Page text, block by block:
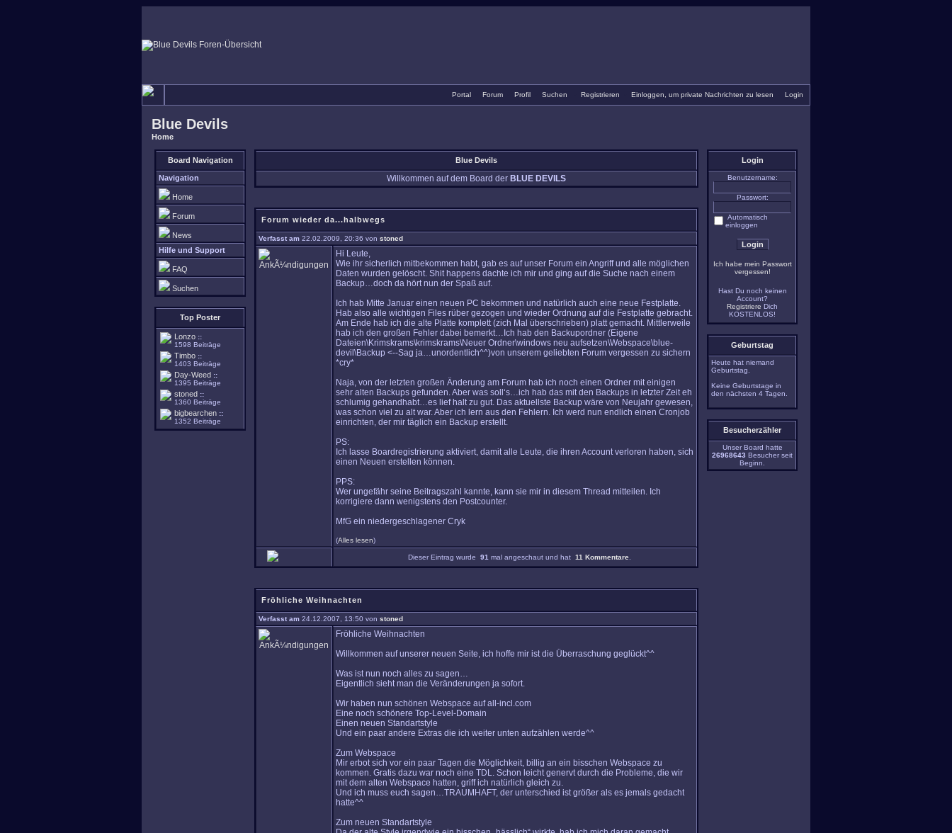
Portal Forum Profil Suchen Registrieren Einloggen, um private Nachrichten zu lesen Login
Blue Devils
Home
Board Navigation
Navigation
Home
Forum
News
Hilfe und Support
FAQ
Suchen
Top Poster
Lonzo ::
1598 Beiträge
Timbo ::
1403 Beiträge
Day-Weed ::
1395 Beiträge
stoned ::
1360 Beiträge
bigbearchen ::
1352 Beiträge
Blue Devils
Willkommen auf dem Board der BLUE DEVILS
Forum wieder da...halbwegs
Verfasst am 22.02.2009, 20:36 von stoned
Hi Leute,
Wie ihr sicherlich mitbekommen habt, gab es auf unser Forum ein Angriff und alle möglichen
Daten wurden gelöscht. Shit happens dachte ich mir und ging auf die Suche nach einem
Backup…doch da hört nun der Spaß auf.
Ich hab Mitte Januar einen neuen PC bekommen und natürlich auch eine neue Festplatte.
Hab also alle wichtigen Files rüber gezogen und wieder Ordnung auf die Festplatte gebracht.
Am Ende hab ich die alte Platte komplett (zich Mal überschrieben) platt gemacht. Mittlerweile
hab ich den großen Fehler dabei bemerkt…Ich hab den Backupordner (Eigene
Dateien\Krimskrams\krimskrams\Neuer Ordner\windows neu aufsetzen\Webspace\blue-
devil\Backup <--Sag ja…unordentlich^^)von unserem geliebten Forum vergessen zu sichern
*cry*
Naja, von der letzten großen Änderung am Forum hab ich noch einen Ordner mit einigen
sehr alten Backups gefunden. Aber was soll‘s…ich hab das mit den Backups in letzter Zeit eh
schlumig gehandhabt…es lief halt zu gut. Das aktuellste Backup wäre von Neujahr gewesen,
was schon viel zu alt war. Aber ich lern aus den Fehlern. Ich werd nun endlich einen Cronjob
einrichten, der mir täglich ein Backup erstellt.
PS:
Ich lasse Boardregistrierung aktiviert, damit alle Leute, die ihren Account verloren haben, sich
einen Neuen erstellen können.
PPS:
Wer ungefähr seine Beitragszahl kannte, kann sie mir in diesem Thread mitteilen. Ich
korrigiere dann wenigstens den Postcounter.
MfG ein niedergeschlagener Cryk
(Alles lesen)
Dieser Eintrag wurde 91 mal angeschaut und hat 11 Kommentare.
Fröhliche Weihnachten
Verfasst am 24.12.2007, 13:50 von stoned
Fröhliche Weihnachten
Willkommen auf unserer neuen Seite, ich hoffe mir ist die Überraschung geglückt^^
Was ist nun noch alles zu sagen…
Eigentlich sieht man die Veränderungen ja sofort.
Wir haben nun schönen Webspace auf all-incl.com
Eine noch schönere Top-Level-Domain
Einen neuen Standartstyle
Und ein paar andere Extras die ich weiter unten aufzählen werde^^
Zum Webspace
Mir erbot sich vor ein paar Tagen die Möglichkeit, billig an ein bisschen Webspace zu
kommen. Gratis dazu war noch eine TDL. Schon leicht genervt durch die Probleme, die wir
mit dem alten Webspace hatten, griff ich natürlich gleich zu.
Und ich muss euch sagen…TRAUMHAFT, der unterschied ist größer als es jemals gedacht
hatte^^
Zum neuen Standartstyle
Login
Benutzername:
Passwort:
Automatisch
einloggen
Ich habe mein Passwort
vergessen!
Hast Du noch keinen
Account?
Registriere Dich
KOSTENLOS!
Geburtstag
Heute hat niemand
Geburtstag.
Keine Geburtstage in
den nächsten 4 Tagen.
Besucherzähler
Unser Board hatte
26968643 Besucher seit
Beginn.